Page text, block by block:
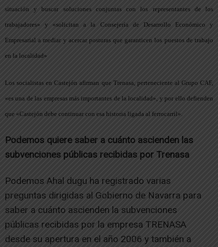
situación y buscar soluciones conjuntas con los representantes de los
trabajadores» y «solicitan a la Consejería de Desarrollo Económico y
Empresarial a mediar y acercar posturas que garanticen los puestos de trabajo
en la localidad»
Los socialistas en Castejón afirman que Trenasa, perteneciente al Grupo CAF,
«es una de las empresas más importantes de la localidad», y por ello defienden
que «Castejón debe continuar con esa historia ligada al ferrocarril».
Podemos quiere saber a cuánto ascienden las
subvenciones públicas recibidas por Trenasa
Podemos Ahal dugu ha registrado varias
preguntas dirigidas al Gobierno de Navarra para
saber a cuánto ascienden la subvenciones
públicas recibidas por la empresa TRENASA
desde su apertura en el año 2006 y también a